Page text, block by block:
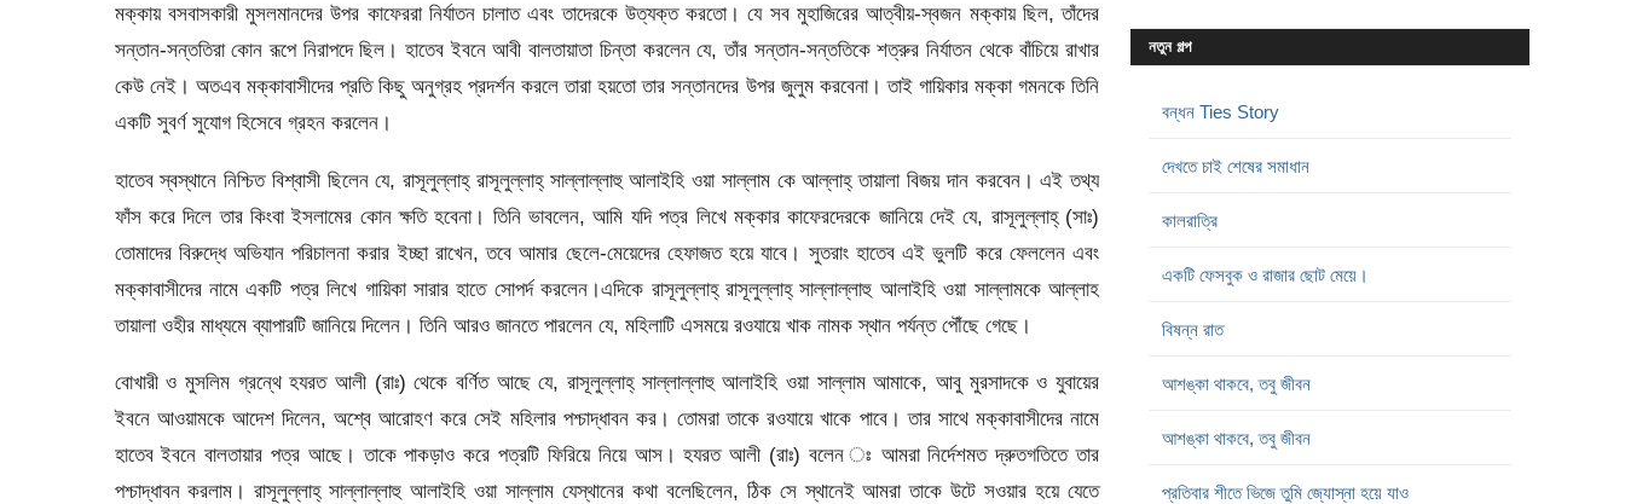
মক্কায় বসবাসকারী মুসলমানদের উপর কাফেররা নির্যাতন চালাত এবং তাদেরকে উত্যক্ত করতো। যে সব মুহাজিরের আত্বীয়-স্বজন মক্কায় ছিল, তাঁদের
সন্তান-সন্ততিরা কোন রূপে নিরাপদে ছিল। হাতেব ইবনে আবী বালতায়াতা চিন্তা করলেন যে, তাঁর সন্তান-সন্ততিকে শত্রুর নির্যাতন থেকে বাঁচিয়ে রাখার
কেউ নেই। অতএব মক্কাবাসীদের প্রতি কিছু অনুগ্রহ প্রদর্শন করলে তারা হয়তো তার সন্তানদের উপর জুলুম করবেনা। তাই গায়িকার মক্কা গমনকে তিনি
একটি সুবর্ণ সুযোগ হিসেবে গ্রহন করলেন।
হাতেব স্বস্থানে নিশ্চিত বিশ্বাসী ছিলেন যে, রাসূলুল্লাহ্ রাসূলুল্লাহ্ সাল্লাল্লাহু আলাইহি ওয়া সাল্লাম কে আল্লাহ্ তায়ালা বিজয় দান করবেন। এই তথ্য
ফাঁস করে দিলে তার কিংবা ইসলামের কোন ক্ষতি হবেনা। তিনি ভাবলেন, আমি যদি পত্র লিখে মক্কার কাফেরদেরকে জানিয়ে দেই যে, রাসূলুল্লাহ্ (সাঃ)
তোমাদের বিরুদ্ধে অভিযান পরিচালনা করার ইচ্ছা রাখেন, তবে আমার ছেলে-মেয়েদের হেফাজত হয়ে যাবে। সুতরাং হাতেব এই ভুলটি করে ফেললেন এবং
মক্কাবাসীদের নামে একটি পত্র লিখে গায়িকা সারার হাতে সোপর্দ করলেন।এদিকে রাসূলুল্লাহ্ রাসূলুল্লাহ্ সাল্লাল্লাহু আলাইহি ওয়া সাল্লামকে আল্লাহ
তায়ালা ওহীর মাধ্যমে ব্যাপারটি জানিয়ে দিলেন। তিনি আরও জানতে পারলেন যে, মহিলাটি এসময়ে রওযায়ে খাক নামক স্থান পর্যন্ত পৌঁছে গেছে।
বোখারী ও মুসলিম গ্রন্থে হযরত আলী (রাঃ) থেকে বর্ণিত আছে যে, রাসূলুল্লাহ্ সাল্লাল্লাহু আলাইহি ওয়া সাল্লাম আমাকে, আবু মুরসাদকে ও যুবায়ের
ইবনে আওয়ামকে আদেশ দিলেন, অশ্বে আরোহণ করে সেই মহিলার পশ্চাদ্ধাবন কর। তোমরা তাকে রওযায়ে খাকে পাবে। তার সাথে মক্কাবাসীদের নামে
হাতেব ইবনে বালতায়ার পত্র আছে। তাকে পাকড়াও করে পত্রটি ফিরিয়ে নিয়ে আস। হযরত আলী (রাঃ) বলেন ঃ আমরা নির্দেশমত দ্রুতগতিতে তার
পশ্চাদ্ধাবন করলাম। রাসূলুল্লাহ্ সাল্লাল্লাহু আলাইহি ওয়া সাল্লাম যেস্থানের কথা বলেছিলেন, ঠিক সে স্থানেই আমরা তাকে উটে সওয়ার হয়ে যেতে
নতুন গল্প
বন্ধন Ties Story
দেখতে চাই শেষের সমাধান
কালরাত্রি
একটি ফেসবুক ও রাজার ছোট মেয়ে।
বিষন্ন রাত
আশঙ্কা থাকবে, তবু জীবন
আশঙ্কা থাকবে, তবু জীবন
প্রতিবার শীতে ভিজে তুমি জ্যোস্না হয়ে যাও